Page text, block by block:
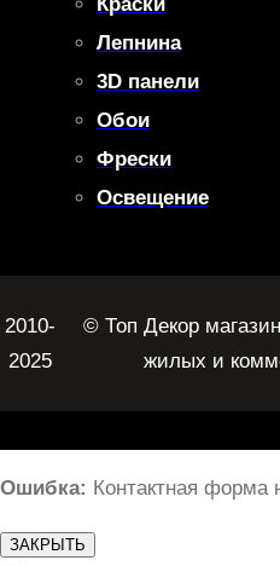
Лепнина
3D панели
Обои
Фрески
Освещение
2010-
2025
© Топ Декор
жилых и
Ошибка: Контактная форма
ЗАКРЫТЬ